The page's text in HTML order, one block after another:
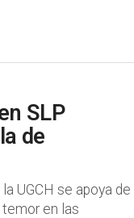
SLP
de
UGCH se apoya de
temor en las